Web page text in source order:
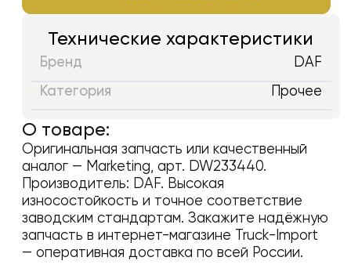
Технические характеристики
Бренд DAF
Категория Прочее
О товаре:
Оригинальная запчасть или качественный
аналог — Marketing, арт. DW233440.
Производитель: DAF. Высокая
износостойкость и точное соответствие
заводским стандартам. Закажите надёжную
запчасть в интернет-магазине Truck-Import
— оперативная доставка по всей России.